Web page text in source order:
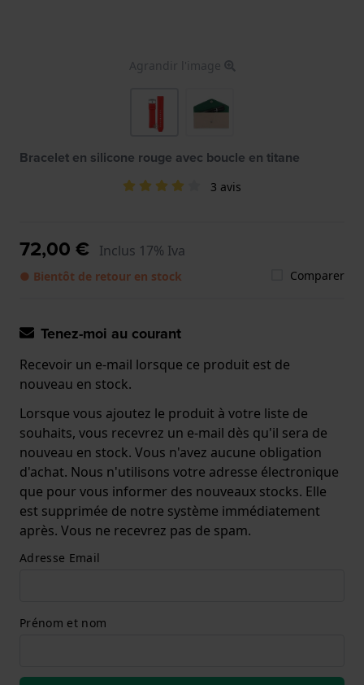
Agrandir l'image
Bracelet en silicone rouge avec boucle en titane
3 avis
72,00 € Inclus 17% Iva
● Bientôt de retour en stock Comparer
Tenez-moi au courant
Recevoir un e-mail lorsque ce produit est de
nouveau en stock.
Lorsque vous ajoutez le produit à votre liste de
souhaits, vous recevrez un e-mail dès qu'il sera de
nouveau en stock. Vous n'avez aucune obligation
d'achat. Nous n'utilisons votre adresse électronique
que pour vous informer des nouveaux stocks. Elle
est supprimée de notre système immédiatement
après. Vous ne recevrez pas de spam.
Adresse Email
Prénom et nom